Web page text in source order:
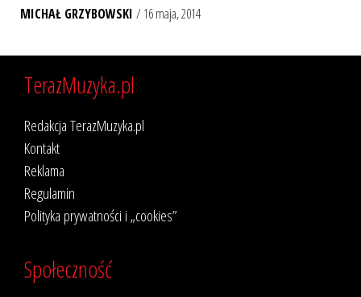
MICHAŁ GRZYBOWSKI / 16 maja, 2014
TerazMuzyka.pl
Redakcja TerazMuzyka.pl
Kontakt
Reklama
Regulamin
Polityka prywatności i „cookies”
Społeczność